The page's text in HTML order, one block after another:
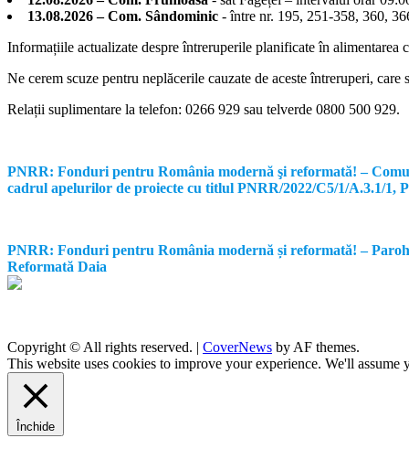
13.08.2026 – Com. Sândominic - între nr. 195, 251-358, 360,
Informațiile actualizate despre întreruperile planificate în alimentarea
Ne cerem scuze pentru neplăcerile cauzate de aceste întreruperi,
Relații suplimentare la telefon: 0266 929 sau telverde 0800 500 929.
PNRR: Fonduri pentru România modernă şi reformată! –
cadrul apelurilor de proiecte cu titlul PNRR/2022/C5/1/A.3.1/1,
PNRR: Fonduri pentru România modernă și reformată! –
Reformată Daia
Copyright © All rights reserved. | CoverNews by AF themes.
This website uses cookies to improve your experience. We'll
Închide